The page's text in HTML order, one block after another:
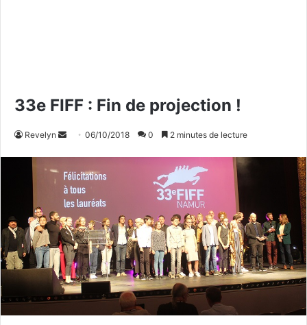
33e FIFF : Fin de projection !
Revelyn
o
y
e
r
u
n
c
o
u
06/10/2018 0 2 minutes de lecture